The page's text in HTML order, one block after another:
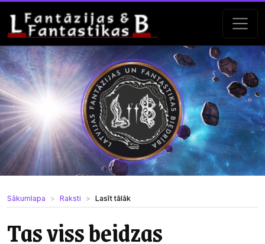
Sākumlapa Raksti Lasīt tālāk
Tas viss beidzas